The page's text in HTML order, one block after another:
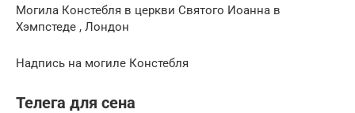
Могила Констебля в церкви Святого Иоанна в
Хэмпстеде , Лондон
Надпись на могиле Констебля
Телега для сена